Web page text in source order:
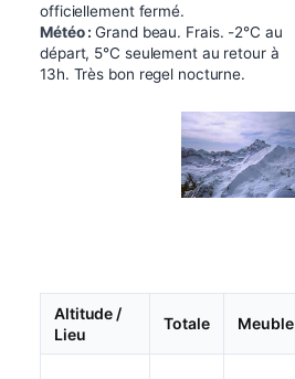
officiellement fermé.
Météo :Grand beau. Frais. -2°C au
départ, 5°C seulement au retour à
13h. Très bon regel nocturne.
Altitude /
Lieu
Totale Meuble